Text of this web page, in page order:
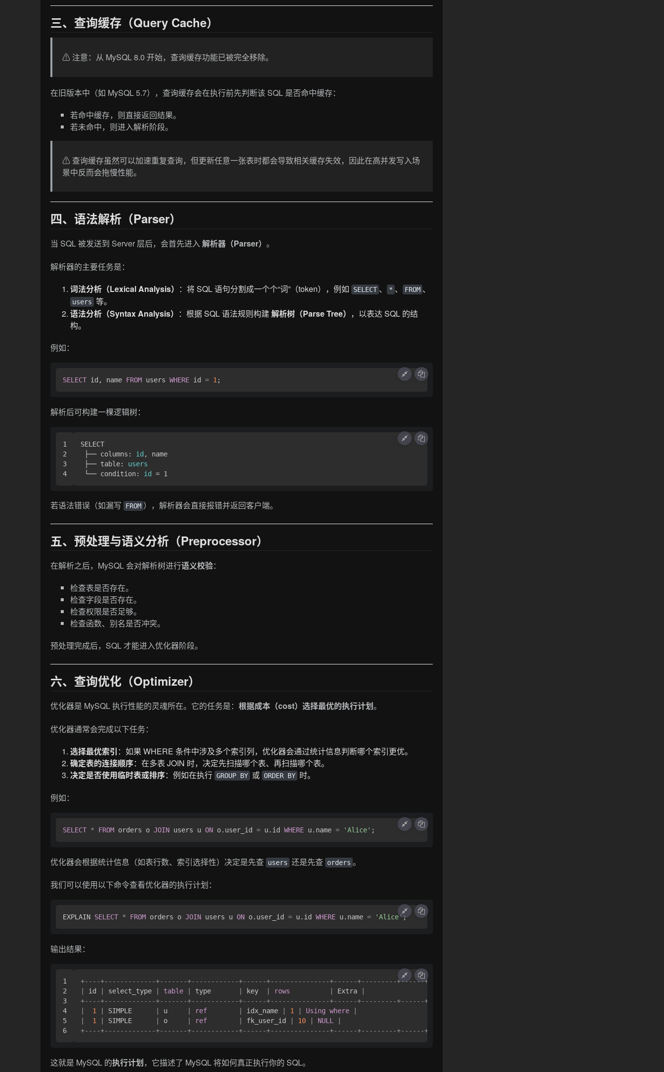
三、查询缓存（Query Cache）
⚠️ 注意：从 MySQL 8.0 开始，查询缓存功能已被完全移除。
在旧版本中（如 MySQL 5.7），查询缓存会在执行前先判断该 SQL 是否命中缓存：
若命中缓存，则直接返回结果。
若未命中，则进入解析阶段。
⚠️ 查询缓存虽然可以加速重复查询，但更新任意一张表时都会导致相关缓存失效，因此在高并发写入场
景中反而会拖慢性能。
四、语法解析（Parser）
当 SQL 被发送到 Server 层后，会首先进入解析器（Parser）。
解析器的主要任务是：
词法分析（Lexical Analysis） ：将 SQL 语句分割成一个个“词”（token），例如 SELECT 、 * 、 FROM 、
users 等。
语法分析（Syntax Analysis） ：根据 SQL 语法规则构建解析树（Parse Tree） ，以表达 SQL 的结
构。
例如：
SELECT id, name FROM users WHERE id = 1
解析后可构建一棵逻辑树：
1
2
3
SELECT
├── columns: id , name
├── table: users
└── condition: id
若语法错误（如漏写 FROM ），解析器会直接报错并返回客户端。
五、预处理与语义分析（Preprocessor）
在解析之后，MySQL 会对解析树进行语义校验：
检查表是否存在。
检查字段是否存在。
检查权限是否足够。
检查函数、别名是否冲突。
预处理完成后，SQL 才能进入优化器阶段。
六、查询优化（Optimizer）
优化器是 MySQL 执行性能的灵魂所在。它的任务是：根据成本（cost）选择最优的执行计划。
优化器通常会完成以下任务：
选择最优索引 ：如果 WHERE 条件中涉及多个索引列，优化器会通过统计信息判断哪个索引更优。
确定表的连接顺序：在多表 JOIN 时，决定先扫描哪个表、再扫描哪个表。
决定是否使用临时表或排序：例如在执行 GROUP BY 或 ORDER BY 时。
例如：
SELECT * FROM orders o JOIN users u ON o.user_id = u.id WHERE u.name = 'Alice'
优化器会根据统计信息（如表行数、索引选择性）决定是先查 users 还是先查 orders 。
我们可以使用以下命令查看优化器的执行计划：
EXPLAIN SELECT * FROM orders o JOIN users u ON o.user_id = u.id WHERE u.name = 'Alice' ;
输出结果：
1
2
3
4
5
+----+-------------+-------+------------+------+---------------+------+---------+------+------+----------+-------------+
id select_type table type key rows Extra
+----+-------------+-------+------------+------+---------------+------+---------+------+------+----------+-------------+
1 SIMPLE u ref idx_name 1 Using where
1 SIMPLE o ref fk_user_id 10 NULL
+----+-------------+-------+------------+------+---------------+------+---------+------+------+----------+-------------+
这就是 MySQL 的执行计划，它描述了 MySQL 将如何真正执行你的 SQL。